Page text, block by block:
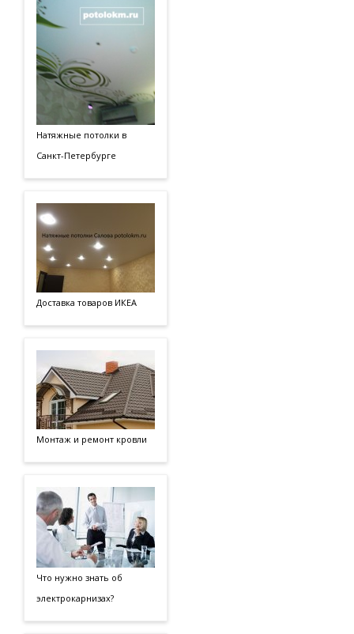
Натяжные потолки в
Санкт-Петербурге
Доставка товаров ИКЕА
Монтаж и ремонт кровли
Что нужно знать об
электрокарнизах?